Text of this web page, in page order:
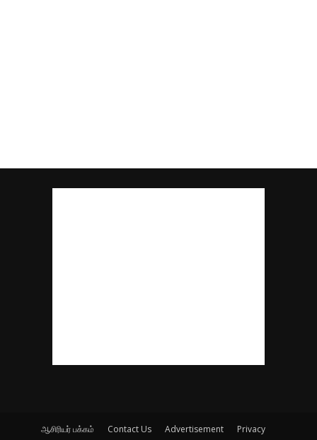
ஆசிரியர் பக்கம் Contact Us Advertisement
Privacy